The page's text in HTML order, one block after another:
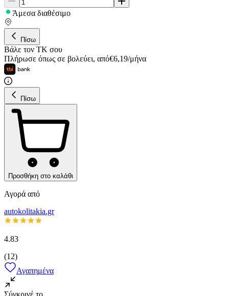
Άμεσα διαθέσιμο
Πίσω
Βάλε τον ΤΚ σου
Πλήρωσε όπως σε βολεύει, από€6,19/μήνα
Πίσω
Προσθήκη στο καλάθι
Αγορά από
autokolitakia.gr
4.83
(12)
Αγαπημένα
Σύγκρινέ το